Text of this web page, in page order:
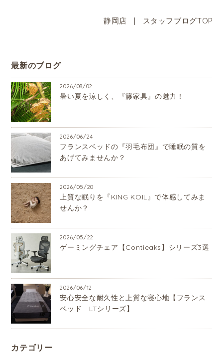
静岡店 | スタッフブログTOP
最新のブログ
2026/08/02
暑い夏を涼しく、『籐家具』の魅力！
2026/06/24
フランスベッドの『羽毛布団』で睡眠の質を
あげてみませんか？
2026/05/20
上質な眠りを『KING KOIL』で体感してみま
せんか？
2026/05/22
ゲーミングチェア【Contieaks】シリーズ3選
2026/06/12
安心安全な耐久性と上質な寝心地【フランス
ベッド LTシリーズ】
カテゴリー